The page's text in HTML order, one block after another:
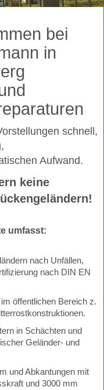
bei
in
schnell,
Aufwand.
keine
umfasst:
nach Unfällen,
nach DIN EN
öffentlichen Bereich z.
in Schächten und
Geländer- und
und Abkantungen mit
und 3000 mm